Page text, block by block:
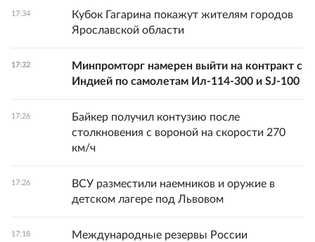
17:34
Кубок Гагарина покажут жителям городов
Ярославской области
17:32
Минпромторг намерен выйти на контракт с
Индией по самолетам Ил-114-300 и SJ-100
17:26
Байкер получил контузию после
столкновения с вороной на скорости 270
км/ч
17:26
ВСУ разместили наемников и оружие в
детском лагере под Львовом
17:18
Международные резервы России